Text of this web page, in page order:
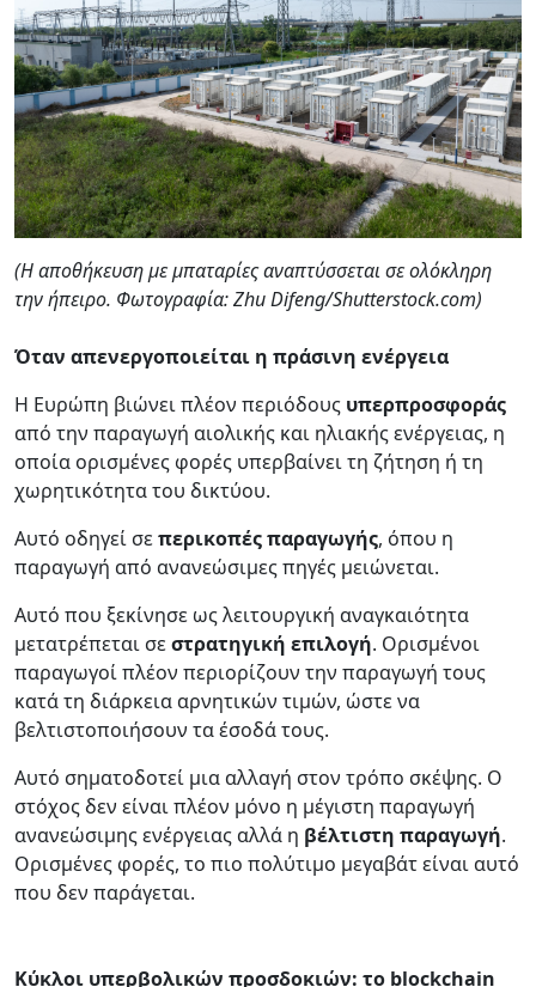
(Η αποθήκευση με μπαταρίες αναπτύσσεται σε ολόκληρη
την ήπειρο. Φωτογραφία: Zhu Difeng/Shutterstock.com)
Όταν απενεργοποιείται η πράσινη ενέργεια
Η Ευρώπη βιώνει πλέον περιόδους υπερπροσφοράς
από την παραγωγή αιολικής και ηλιακής ενέργειας, η
οποία ορισμένες φορές υπερβαίνει τη ζήτηση ή τη
χωρητικότητα του δικτύου.
Αυτό οδηγεί σεπερικοπές παραγωγής, όπου η
παραγωγή από ανανεώσιμες πηγές μειώνεται.
Αυτό που ξεκίνησε ως λειτουργική αναγκαιότητα
μετατρέπεται σεστρατηγική επιλογή. Ορισμένοι
παραγωγοί πλέον περιορίζουν την παραγωγή τους
κατά τη διάρκεια αρνητικών τιμών, ώστε να
βελτιστοποιήσουν τα έσοδά τους.
Αυτό σηματοδοτεί μια αλλαγή στον τρόπο σκέψης. Ο
στόχος δεν είναι πλέον μόνο η μέγιστη παραγωγή
ανανεώσιμης ενέργειας αλλά η βέλτιστη παραγωγή.
Ορισμένες φορές, το πιο πολύτιμο μεγαβάτ είναι αυτό
που δεν παράγεται.
Κύκλοι υπερβολικών προσδοκιών: το blockchain